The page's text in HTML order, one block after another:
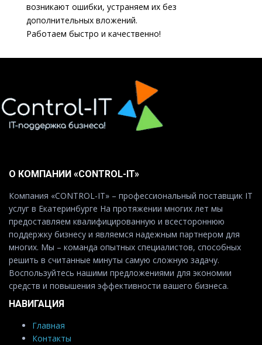
возникают ошибки, устраняем их без
дополнительных вложений.
Работаем быстро и качественно!
О КОМПАНИИ «CONTROL-IT»
Компания «CONTROL-IT» – профессиональный поставщик IT
услуг в Екатеринбурге На протяжении многих лет мы
предоставляем квалифицированную и всестороннюю
поддержку бизнесу и являемся надежным партнером для
многих. Мы – команда опытных специалистов, способных
решить в считанные минуты самую сложную задачу.
Воспользуйтесь нашими предложениями для экономии
средств и повышения эффективности вашего бизнеса.
НАВИГАЦИЯ
Главная
Контакты